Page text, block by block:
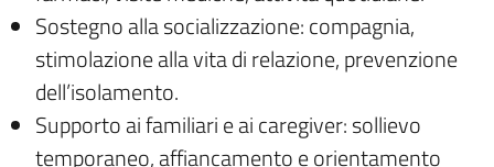
Sostegno alla socializzazione: compagnia,
stimolazione alla vita di relazione, prevenzione
dell’isolamento.
Supporto ai familiari e aicaregiver: sollievo
temporaneo, affiancamento e orientamento